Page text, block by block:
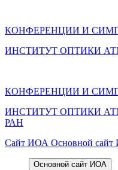
КОНФЕРЕНЦИИ И
ИНСТИТУТ ОПТИКИ
КОНФЕРЕНЦИИ И
ИНСТИТУТ ОПТИКИ
РАН
Cайт ИОА Основной
Основной сайт ИОА